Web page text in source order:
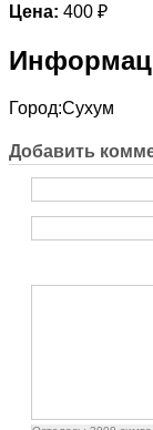
Цена: 400 ₽
Город:Сухум
Добавить